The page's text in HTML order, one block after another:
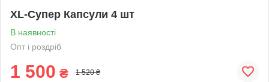
XL-Супер Капсули 4 шт
В наявності
Опт і роздріб
1 500 ₴ 1 520 ₴